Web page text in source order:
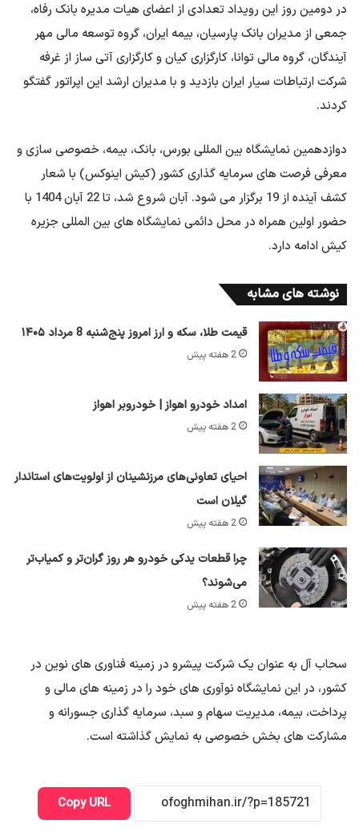
در دومین روز این رویداد تعدادی از اعضای هیات مدیره بانک رفاه،
جمعی از مدیران بانک پارسیان، بیمه ایران، گروه توسعه مالی مهر
آیندگان، گروه مالی توانا، کارگزاری کیان و کارگزاری آتی ساز از غرفه
شرکت ارتباطات سیار ایران بازدید و با مدیران ارشد این اپراتور گفتگو
کردند.
دوازدهمین نمایشگاه بین المللی بورس، بانک، بیمه، خصوصی سازی و
معرفی فرصت های سرمایه گذاری کشور (کیش اینوکس) با شعار
کشف آینده از 19 برگزار می شود. آبان شروع شد، تا 22 آبان 1404 با
حضور اولین همراه در محل دائمی نمایشگاه های بین المللی جزیره
کیش ادامه دارد.
نوشته های مشابه
قیمت طلا، سکه و ارز امروز پنج‌شنبه 8 مرداد ۱۴۰۵
2 هفته پیش
امداد خودرو اهواز | خودروبر اهواز
2 هفته پیش
احیای تعاونی‌های مرزنشینان از اولویت‌های استاندار
گیلان است
2 هفته پیش
چرا قطعات یدکی خودرو هر روز گران‌تر و کمیاب‌تر
می‌شوند؟
2 هفته پیش
سحاب آل به عنوان یک شرکت پیشرو در زمینه فناوری های نوین در
کشور، در این نمایشگاه نوآوری های خود را در زمینه های مالی و
پرداخت، بیمه، مدیریت سهام و سبد، سرمایه گذاری جسورانه و
مشارکت های بخش خصوصی به نمایش گذاشته است.
Copy URL